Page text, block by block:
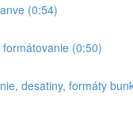
(0:54)
(0:50)
desatiny, formáty